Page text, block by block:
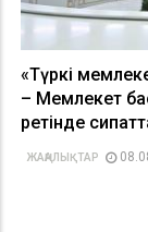
«Түркі
– Мемлекет
ретінде
ЖАҢАЛЫҚТАР